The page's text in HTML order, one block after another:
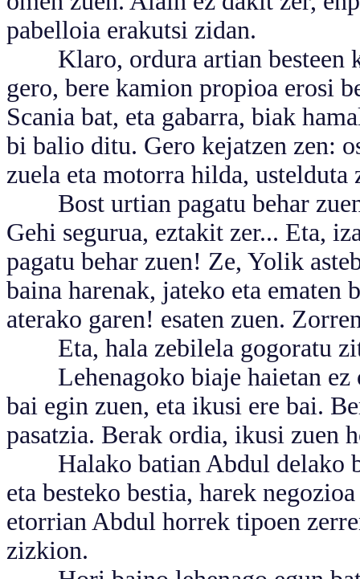
pabelloia erakutsi zidan.
Klaro, ordura artian besteen
gero, bere kamion propioa erosi
Scania bat, eta gabarra, biak
bi balio ditu. Gero kejatzen zen:
zuela eta motorra hilda, ustelduta
Bost urtian pagatu behar
Gehi segurua, eztakit zer... Eta,
pagatu behar zuen! Ze, Yolik
baina harenak, jateko eta ematen
aterako garen! esaten zuen.
Eta, hala zebilela gogoratu
Lehenagoko biaje haietan ez
bai egin zuen, eta ikusi ere bai.
pasatzia. Berak ordia, ikusi zuen
Halako batian Abdul delako
eta besteko bestia, harek
etorrian Abdul horrek tipoen
zizkion.